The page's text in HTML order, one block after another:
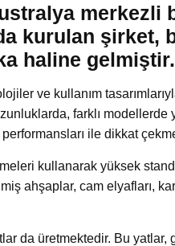
merkezli
kurulan şirket,
haline gelmiştir.
ve kullanım
farklı modellerde
ile dikkat
kullanarak yüksek
ahşaplar, cam elyafları,
da üretmektedir. Bu